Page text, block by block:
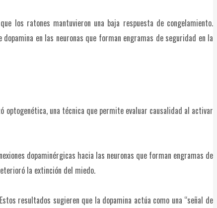
los ratones mantuvieron una baja respuesta de congelamiento.
en las neuronas que forman engramas de seguridad en la
optogenética, una técnica que permite evaluar causalidad al activar
dopaminérgicas hacia las neuronas que forman engramas de
la extinción del miedo.
resultados sugieren que la dopamina actúa como una “señal de